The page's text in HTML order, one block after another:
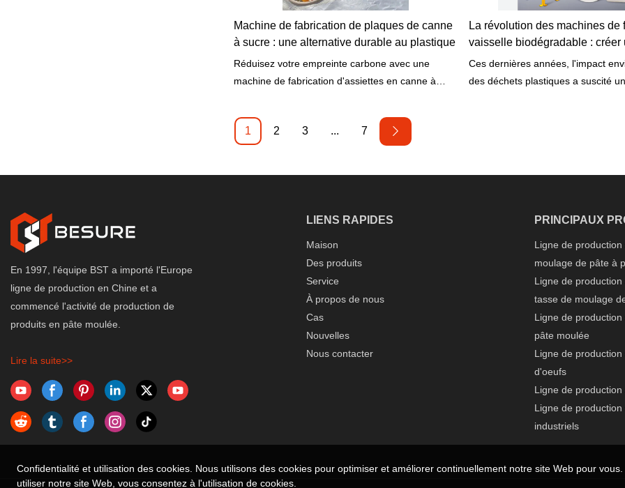
Machine de fabrication de plaques de canne
à sucre : une alternative durable au plastique
Réduisez votre empreinte carbone avec une
machine de fabrication d'assiettes en canne à
innovante change la donne pour les emballages
alimentaires durables.
La révolution des machines de
vaisselle biodégradable : créer
durable
Ces dernières années, l'impact
des déchets plastiques a suscité
nous plonger dans la révolution
1 2 3 ... 7
En 1997, l'équipe BST a importé l'Europe
ligne de production en Chine et a
commencé l'activité de production de
produits en pâte moulée.
Lire la suite>>
LIENS RAPIDES
Maison
Des produits
Service
À propos de nous
Cas
Nouvelles
Nous contacter
PRINCIPAUX
Ligne de
moulage de pâte à
Ligne de
tasse de moulage
Ligne de
pâte moulée
Ligne de
d'oeufs
Ligne de
Ligne de
industriels
Confidentialité et utilisation des cookies. Nous utilisons des cookies pour optimiser et améliorer continuellement notre site Web pour
utiliser notre site Web, vous consentez à l'utilisation de cookies.